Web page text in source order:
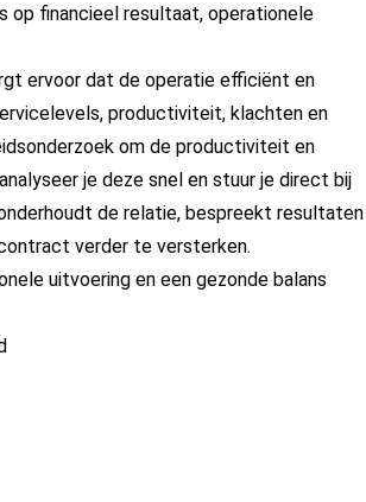
op financieel resultaat, operationele
ervoor dat de operatie efficiënt en
productiviteit, klachten en
om de productiviteit en
je deze snel en stuur je direct bij
de relatie, bespreekt resultaten
verder te versterken.
uitvoering en een gezonde balans